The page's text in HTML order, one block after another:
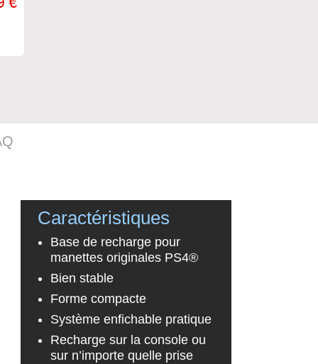
Caractéristiques
Base de recharge pour
manettes originales PS4®
Bien stable
Forme compacte
Système enfichable pratique
Recharge sur la console ou
sur n’importe quelle prise